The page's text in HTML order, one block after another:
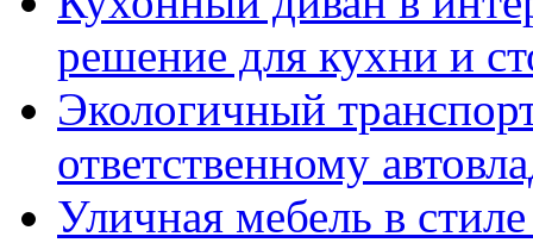
решение для кухни и
Экологичный
ответственному
Уличная мебель в